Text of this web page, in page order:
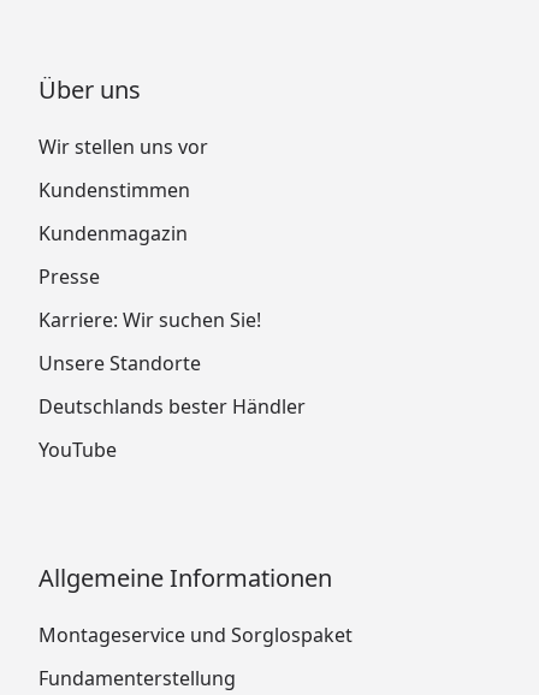
Über uns
Wir stellen uns vor
Kundenstimmen
Kundenmagazin
Presse
Karriere: Wir suchen Sie!
Unsere Standorte
Deutschlands bester Händler
YouTube
Allgemeine Informationen
Montageservice und Sorglospaket
Fundamenterstellung